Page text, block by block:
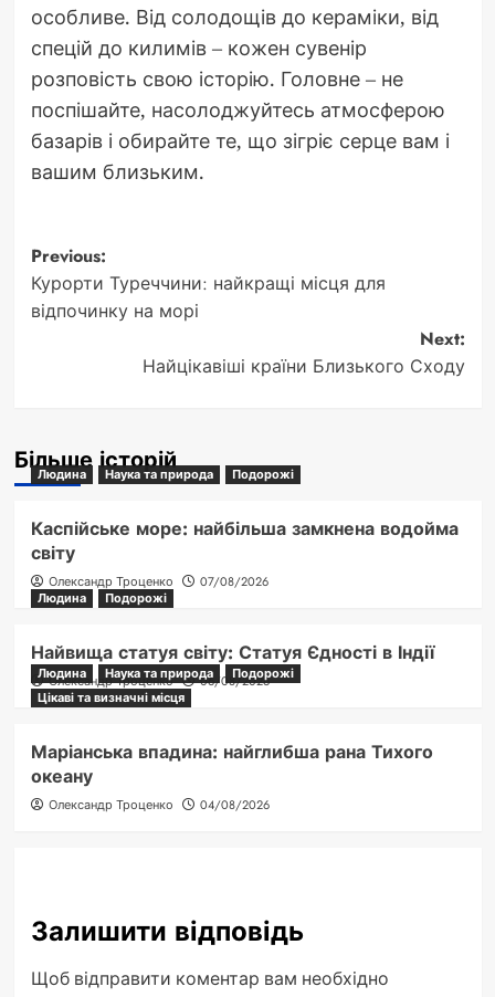
особливе. Від солодощів до кераміки, від
спецій до килимів – кожен сувенір
розповість свою історію. Головне – не
поспішайте, насолоджуйтесь атмосферою
базарів і обирайте те, що зігріє серце вам і
вашим близьким.
Post
navigation
Previous:
Курорти Туреччини: найкращі місця для
відпочинку на морі
Next:
Найцікавіші країни Близького Сходу
Більше історій
Людина Наука та природа Подорожі
Каспійське море: найбільша замкнена водойма
світу
Олександр Троценко
07/08/2026
Людина
Подорожі
Найвища статуя світу: Статуя Єдності в Індії
Олександр Троценко 06/08/2026
Людина Наука та природа
Подорожі
Цікаві та визначні місця
Маріанська впадина: найглибша рана Тихого
океану
Олександр Троценко 04/08/2026
Залишити відповідь
Щоб відправити коментар вам необхідно